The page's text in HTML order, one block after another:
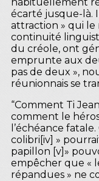
écarté jusque-là.
attraction » qui le
continuité
du créole, ont
emprunte aux
pas de deux »,
réunionnais se
“Comment Ti
comment le
l’échéance
colibri[iv] »
papillon [v]»
empêcher que «
répandues » ne